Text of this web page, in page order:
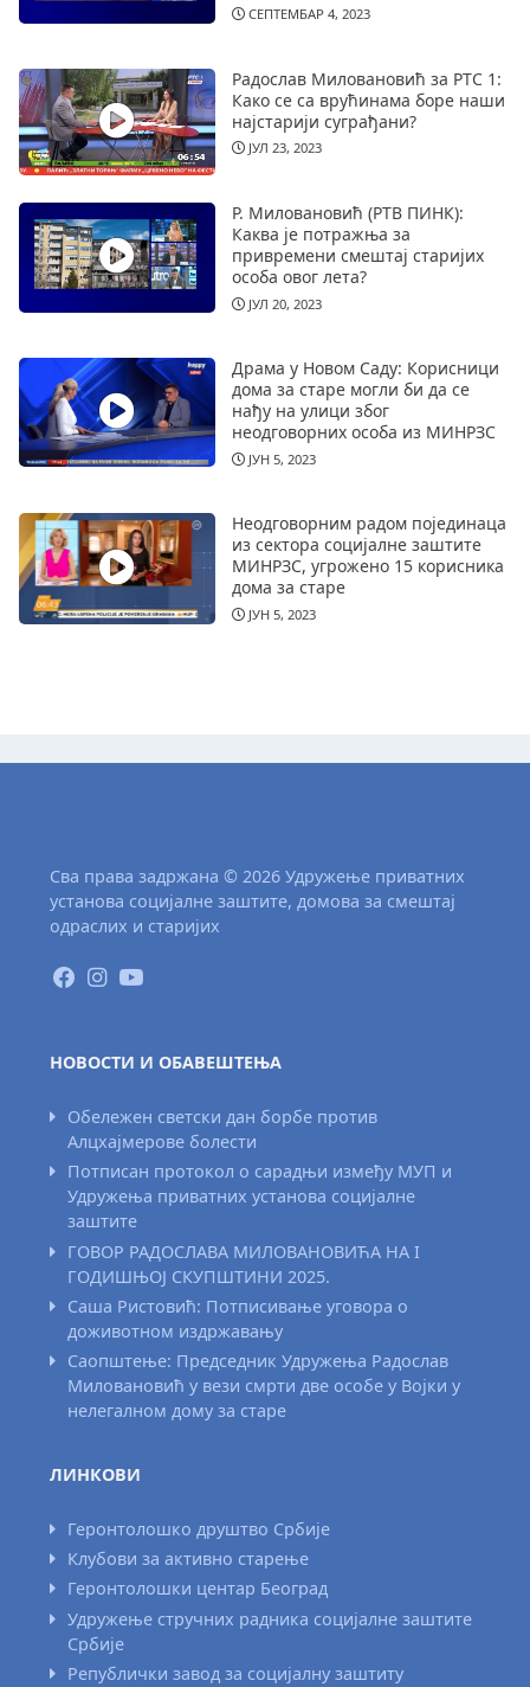
СЕПТЕМБАР 4, 2023
Радослав Миловановић за РТС 1:
Како се са врућинама боре наши
најстарији суграђани?
ЈУЛ 23, 2023
Р. Миловановић (РТВ ПИНК):
Каква је потражња за
привремени смештај старијих
особа овог лета?
ЈУЛ 20, 2023
Драма у Новом Саду: Корисници
дома за старе могли би да се
нађу на улици због
неодговорних особа из МИНРЗС
ЈУН 5, 2023
Неодговорним радом појединаца
из сектора социјалне заштите
МИНРЗС, угрожено 15 корисника
дома за старе
ЈУН 5, 2023
Сва права задржана © 2026 Удружење приватних
установа социјалне заштите, домова за смештај
одраслих и старијих
НОВОСТИ И ОБАВЕШТЕЊА
Обележен светски дан борбе против
Алцхајмерове болести
Потписан протокол о сарадњи између МУП и
Удружења приватних установа социјалне
заштите
ГОВОР РАДОСЛАВА МИЛОВАНОВИЋА НА I
ГОДИШЊОЈ СКУПШТИНИ 2025.
Саша Ристовић: Потписивање уговора о
доживотном издржавању
Саопштење: Председник Удружења Радослав
Миловановић у вези смрти две особе у Војки у
нелегалном дому за старе
ЛИНКОВИ
Геронтолошко друштво Србије
Клубови за активно старење
Геронтолошки центар Београд
Удружење стручних радника социјалне заштите
Србије
Републички завод за социјалну заштиту